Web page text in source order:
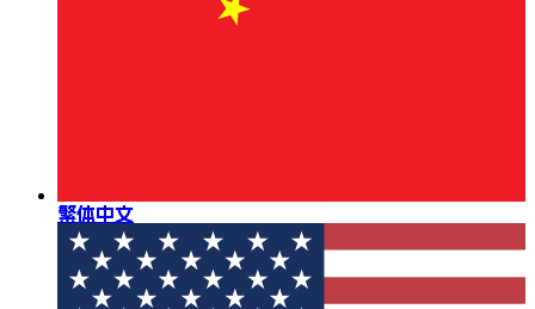
繁体中文